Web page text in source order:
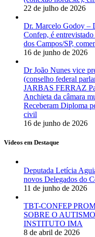
22 de julho de 2026
Dr. Marcelo Godoy –
Confep, é
dos Campos/SP,
16 de junho de 2026
Dr João Nunes vice
(conselho federal
JARBAS FERRAZ
Anchieta da câmara
Receberam Diploma
civil
16 de junho de 2026
Vídeos em Destaque
Deputada Letícia
novos Delegados do
11 de junho de 2026
TBT-CONFEP
SOBRE O
INSTITUTO IMA
8 de abril de 2026